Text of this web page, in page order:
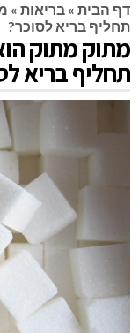
דף הבית » בריאות »
תחליף בריא לסוכר?
מתוק מתוק
תחליף בריא